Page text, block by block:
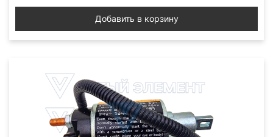
Добавить в корзину